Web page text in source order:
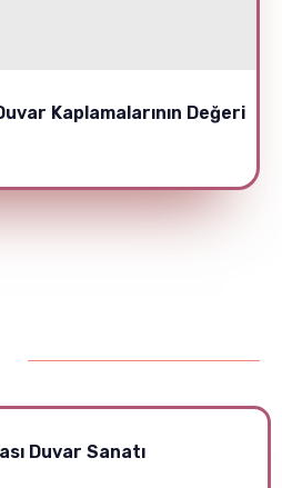
Kaplamalarının Değeri
Duvar Sanatı